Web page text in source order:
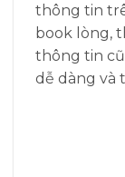
thông tin
book lòng,
thông tin
dễ dàng và